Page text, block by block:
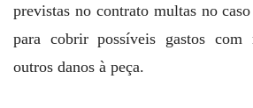
previstas no contrato multas no
para cobrir possíveis gastos com
outros danos à peça.